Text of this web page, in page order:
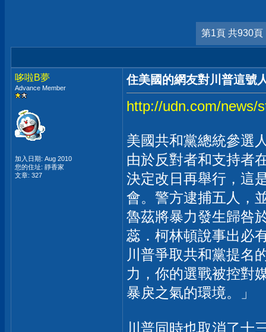
第1頁 共930頁
哆啦B夢
Advance Member
加入日期: Aug 2010
您的住址: 靜香家
文章: 327
住美國的網友對川普這號
http://udn.com/news/
美國共和黨總統參選
由於反對者和支持者
決定改日再舉行，這
會。警方逮捕五人，
魯茲將暴力發生歸咎
蕊．柯林頓說事出必
川普爭取共和黨提名
力，你的選戰被控對
暴戾之氣的環境。」
川普同時也取消了十